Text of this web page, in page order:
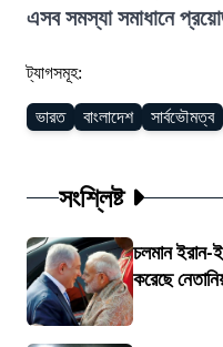
এসব সমস্যা সমাধানে
ট্যাগসমূহ:
ভারত বাংলাদেশ সার্বভৌমত্ব
সংশ্লিষ্ট
চলমান ইরান-
করেছে